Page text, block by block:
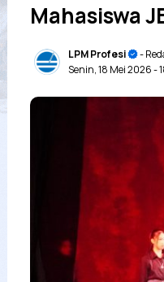
Mahasiswa
LPM Profesi
-
Senin, 18 Mei 2026-